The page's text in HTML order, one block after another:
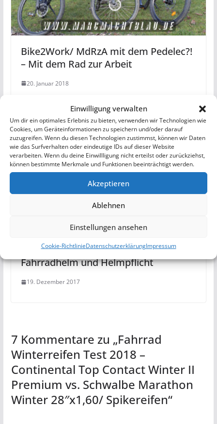
Einwilligung verwalten
Um dir ein optimales Erlebnis zu bieten, verwenden wir Technologien wie
Cookies, um Geräteinformationen zu speichern und/oder darauf
zuzugreifen. Wenn du diesen Technologien zustimmst, können wir Daten
wie das Surfverhalten oder eindeutige IDs auf dieser Website
verarbeiten. Wenn du deine Einwillligung nicht erteilst oder zurückziehst,
können bestimmte Merkmale und Funktionen beeinträchtigt werden.
Akzeptieren
Ablehnen
Einstellungen ansehen
Cookie-RichtlinieDatenschutzerklärungImpressum
Bike2Work/ MdRzA mit dem Pedelec?!
– Mit dem Rad zur Arbeit
20. Januar 2018
zum Thema Sicherheit mit
Fahrradhelm und Helmpflicht
19. Dezember 2017
7 Kommentare zu „Fahrrad
Winterreifen Test 2018 –
Continental Top Contact Winter II
Premium vs. Schwalbe Marathon
Winter 28″x1,60/ Spikereifen“